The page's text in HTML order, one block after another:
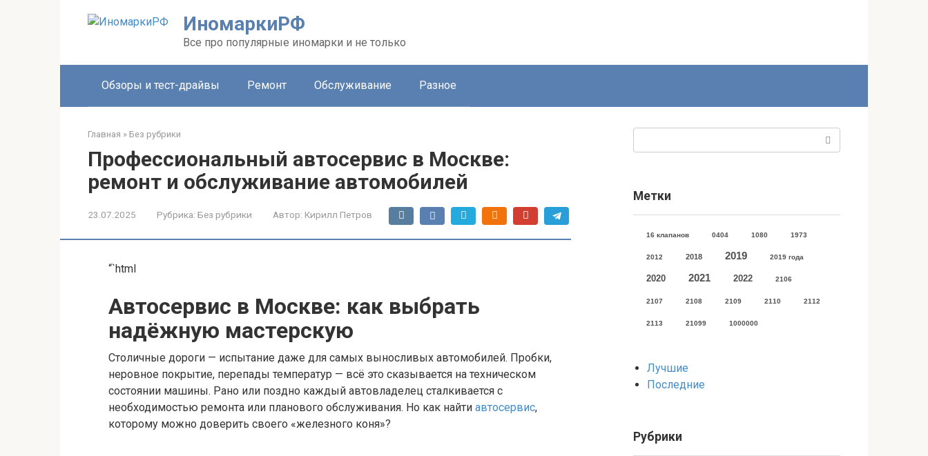
ИномаркиРФ
Все про популярные иномарки и не только
Обзоры и тест-драйвы Ремонт Обслуживание Разное
Главная » Без рубрики
Профессиональный автосервис в Москве:
ремонт и обслуживание автомобилей
23.07.2025 Рубрика: Без рубрики Автор: Кирилл Петров
“`html
Автосервис в Москве: как выбрать
надёжную мастерскую
Столичные дороги — испытание даже для самых выносливых автомобилей. Пробки,
неровное покрытие, перепады температур — всё это сказывается на техническом
состоянии машины. Рано или поздно каждый автовладелец сталкивается с
необходимостью ремонта или планового обслуживания. Но как найти автосервис,
которому можно доверить своего «железного коня»?
Метки
16 клапанов 0404 1080 1973
2012 2018 2019 2019 года
2020 2021 2022 2106
2107 2108 2109 2110 2112
2113 21099 1000000
Лучшие
Последние
Рубрики